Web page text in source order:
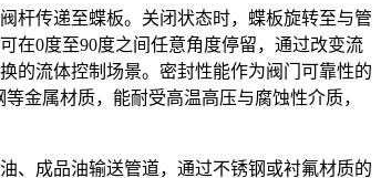
杆传递至蝶板。关闭状态时，蝶板旋转至与管
在0度至90度之间任意角度停留，通过改变流
的流体控制场景。密封性能作为阀门可靠性的
金属材质，能耐受高温高压与腐蚀性介质，
、成品油输送管道，通过不锈钢或衬氟材质的